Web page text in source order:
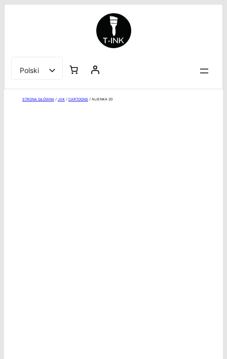
Przejdź
do
treści
Polski
English
STRONA GŁÓWNA / JVK/ CARTOONS/ ALIENKA 20